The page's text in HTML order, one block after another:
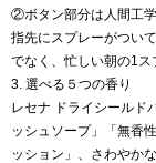
②ボタン部分は人間工
指先にスプレーがつい
でなく、忙しい朝の1ス
3. 選べる５つの香り
レセナ ドライシールド
ッシュソープ」「無香
ッション」、さわやか